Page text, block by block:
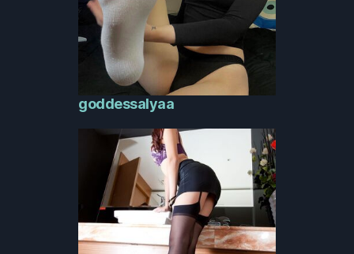
goddessalyaa